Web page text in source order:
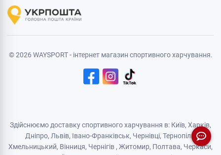
© 2026 WAYSPORT - інтернет магазин спортивного харчування.
Здійснюємо доставку спортивного харчування в: Київ, Харків,
Дніпро, Львів, Івано-Франківськ, Чернівці, Тернопіль
Хмельницький, Вінниця, Чернігів , Житомир, Полтава, Черкаси,